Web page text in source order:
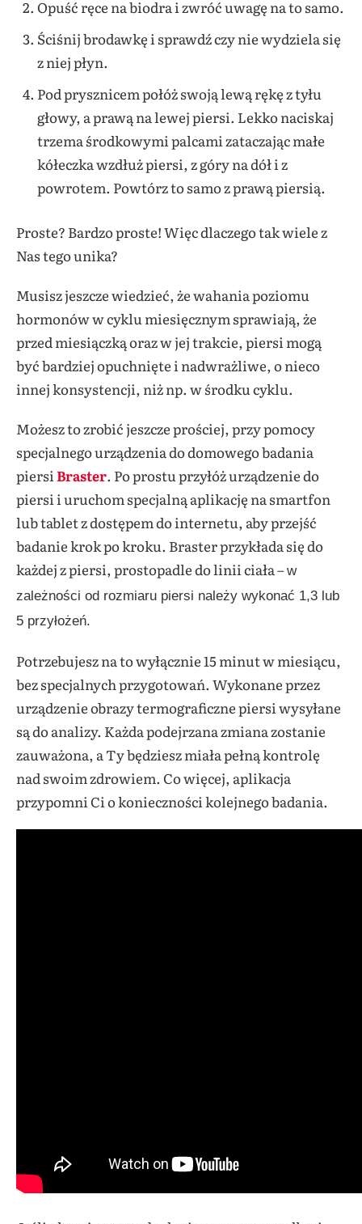
Opuść ręce na biodra i zwróć uwagę na to samo.
Ściśnij brodawkę i sprawdź czy nie wydziela się
z niej płyn.
Pod prysznicem połóż swoją lewą rękę z tyłu
głowy, a prawą na lewej piersi. Lekko naciskaj
trzema środkowymi palcami zataczając małe
kółeczka wzdłuż piersi, z góry na dół i z
powrotem. Powtórz to samo z prawą piersią.
Proste? Bardzo proste! Więc dlaczego tak wiele z
Nas tego unika?
Musisz jeszcze wiedzieć, że wahania poziomu
hormonów w cyklu miesięcznym sprawiają, że
przed miesiączką oraz w jej trakcie, piersi mogą
być bardziej opuchnięte i nadwrażliwe, o nieco
innej konsystencji, niż np. w środku cyklu.
Możesz to zrobić jeszcze prościej, przy pomocy
specjalnego urządzenia do domowego badania
piersi Braster. Po prostu przyłóż urządzenie do
piersi i uruchom specjalną aplikację na smartfon
lub tablet z dostępem do internetu, aby przejść
badanie krok po kroku. Braster przykłada się do
każdej z piersi, prostopadle do linii ciała –w
zależności od rozmiaru piersi należy wykonać 1,3 lub
5 przyłożeń.
Potrzebujesz na to wyłącznie 15 minut w miesiącu,
bez specjalnych przygotowań. Wykonane przez
urządzenie obrazy termograficzne piersi wysyłane
są do analizy. Każda podejrzana zmiana zostanie
zauważona, a Ty będziesz miała pełną kontrolę
nad swoim zdrowiem. Co więcej, aplikacja
przypomni Ci o konieczności kolejnego badania.